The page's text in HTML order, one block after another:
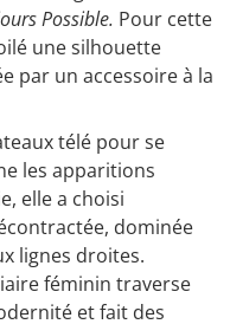
Possible. Pour cette
une silhouette
par un accessoire à la
télé pour se
les apparitions
elle a choisi
dominée
lignes droites.
féminin traverse
et fait des